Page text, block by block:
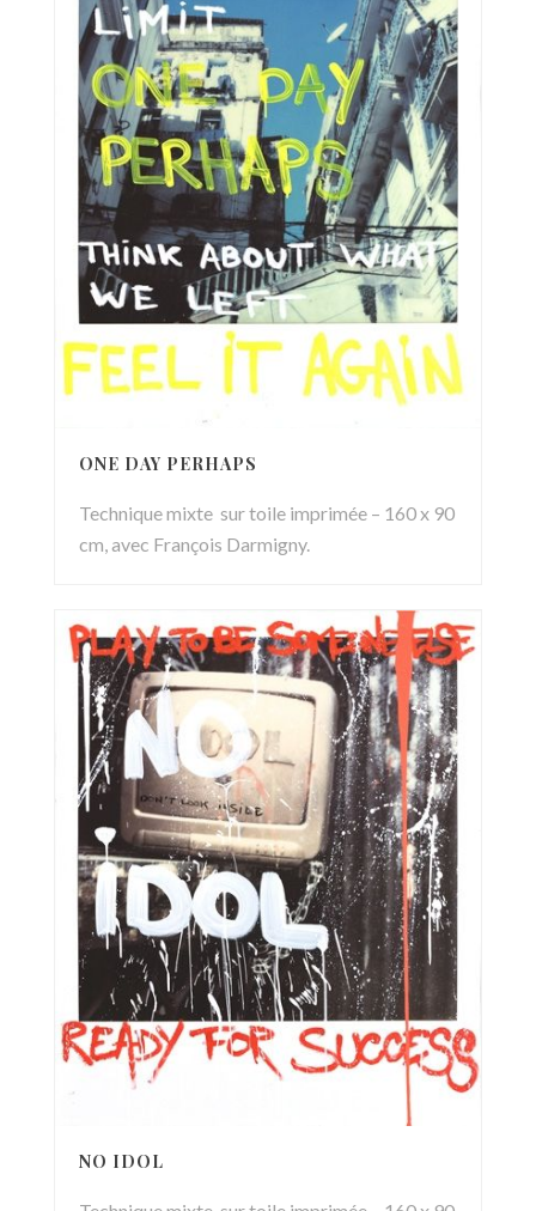
ONE DAY PERHAPS
Technique mixte sur toile imprimée – 160 x 90
cm, avec François Darmigny.
NO IDOL